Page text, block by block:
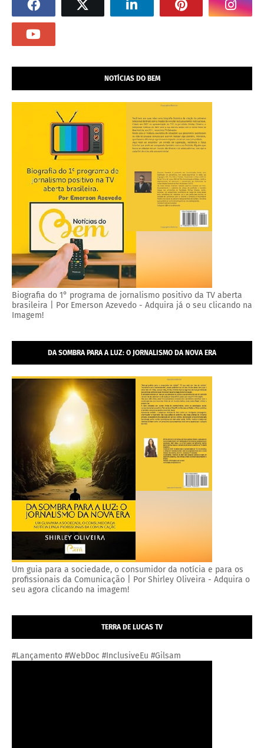
NOTÍCIAS DO BEM
Biografia do 1° programa de jornalismo positivo da TV aberta
brasileira | Por Emerson Azevedo - Adquira já o seu clicando na
Imagem!
DA SOMBRA PARA A LUZ: O JORNALISMO DA NOVA ERA
Um guia para a sociedade, o consumidor da notícia e para os
profissionais da Comunicação | Por Shirley Oliveira - Adquira o
seu agora clicando na imagem!
TERRA DE LUCAS TV
#Lançamento #WebDoc #InclusiveEu #Gilsam